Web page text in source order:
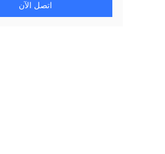
اتصل الآن